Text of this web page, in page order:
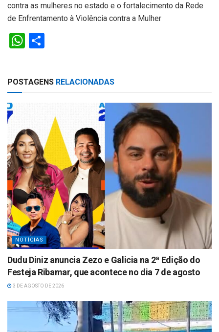
contra as mulheres no estado e o fortalecimento da Rede
de Enfrentamento à Violência contra a Mulher
W
s
p
e
POSTAGENS RELACIONADAS
NOTÍCIAS
Dudu Diniz anuncia Zezo e Galicia na 2ª Edição do
Festeja Ribamar, que acontece no dia 7 de agosto
3 DE AGOSTO DE 2026